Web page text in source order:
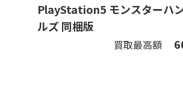
PlayStation5 モンスターハ
ルズ 同梱版
買取最高額